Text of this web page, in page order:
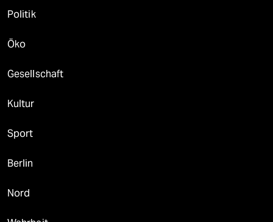
Politik
Öko
Gesellschaft
Kultur
Sport
Berlin
Nord